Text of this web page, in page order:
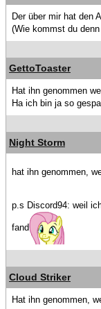
Der über mir hat den
(Wie kommst du
GettoToaster
Hat ihn genommen
Ha ich bin ja so
Night Storm
hat ihn genommen,
p.s Discord94: weil
fand
Cloud Striker
Hat ihn genommen,